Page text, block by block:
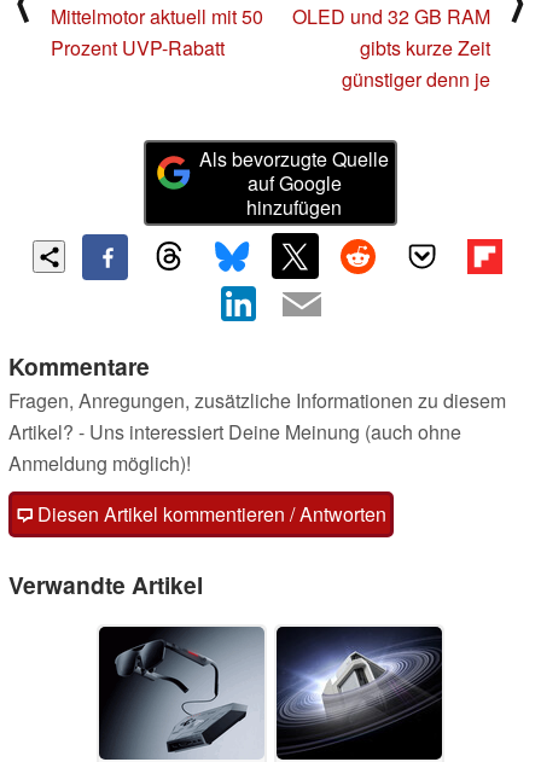
Mittelmotor aktuell mit 50
Prozent UVP-Rabatt
OLED und 32 GB RAM
gibts kurze Zeit
günstiger denn je
Als bevorzugte Quelle
auf Google
hinzufügen
Kommentare
Fragen, Anregungen, zusätzliche Informationen zu diesem
Artikel? - Uns interessiert Deine Meinung (auch ohne
Anmeldung möglich)!
Diesen Artikel kommentieren / Antworten
Verwandte Artikel